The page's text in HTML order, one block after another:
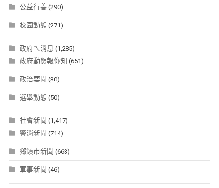
公益行善(290)
校園動態 (271)
政府ㄟ消息 (1,285)
政府動態報你知 (651)
政治要聞 (30)
選舉動態 (50)
社會新聞 (1,417)
警消新聞 (714)
鄉鎮市新聞 (663)
軍事新聞 (46)